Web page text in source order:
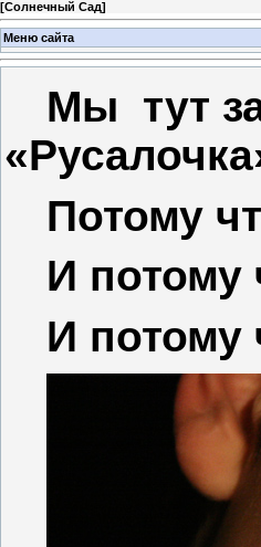
[Солнечный Сад]
Меню сайта
Мы тут
Потому
И потому
И потому